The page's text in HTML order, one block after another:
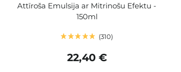
Attīroša Emulsija ar Mitrinošu Efektu -
150ml
310
22,40 €